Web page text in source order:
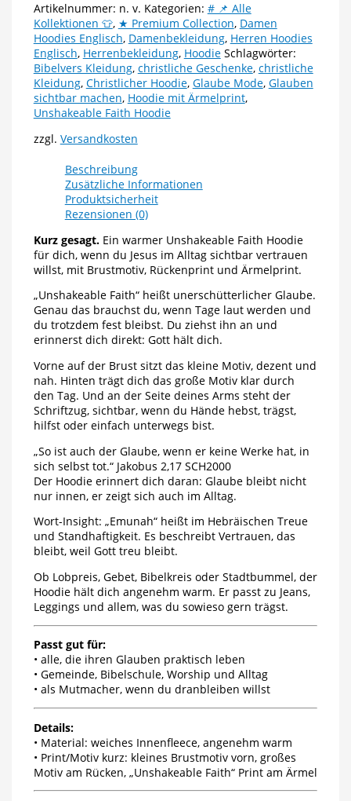
Christlicher
Hoodie
mit
Ärmelprint
Menge
Artikelnummer: n. v. Kategorien: # 📌 Alle
Kollektionen 👕, ★ Premium Collection, Damen
Hoodies Englisch, Damenbekleidung, Herren Hoodies
Englisch, Herrenbekleidung, Hoodie Schlagwörter:
Bibelvers Kleidung, christliche Geschenke, christliche
Kleidung, Christlicher Hoodie, Glaube Mode, Glauben
sichtbar machen, Hoodie mit Ärmelprint,
Unshakeable Faith Hoodie
zzgl. Versandkosten
Beschreibung
Zusätzliche Informationen
Produktsicherheit
Rezensionen (0)
Kurz gesagt.Ein warmer Unshakeable Faith Hoodie
für dich, wenn du Jesus im Alltag sichtbar vertrauen
willst, mit Brustmotiv, Rückenprint und Ärmelprint.
„Unshakeable Faith“ heißt unerschütterlicher Glaube.
Genau das brauchst du, wenn Tage laut werden und
du trotzdem fest bleibst. Du ziehst ihn an und
erinnerst dich direkt: Gott hält dich.
Vorne auf der Brust sitzt das kleine Motiv, dezent und
nah. Hinten trägt dich das große Motiv klar durch
den Tag. Und an der Seite deines Arms steht der
Schriftzug, sichtbar, wenn du Hände hebst, trägst,
hilfst oder einfach unterwegs bist.
„So ist auch der Glaube, wenn er keine Werke hat, in
sich selbst tot.“ Jakobus 2,17 SCH2000
Der Hoodie erinnert dich daran: Glaube bleibt nicht
nur innen, er zeigt sich auch im Alltag.
Wort-Insight: „Emunah“ heißt im Hebräischen Treue
und Standhaftigkeit. Es beschreibt Vertrauen, das
bleibt, weil Gott treu bleibt.
Ob Lobpreis, Gebet, Bibelkreis oder Stadtbummel, der
Hoodie hält dich angenehm warm. Er passt zu Jeans,
Leggings und allem, was du sowieso gern trägst.
Passt gut für:
• alle, die ihren Glauben praktisch leben
• Gemeinde, Bibelschule, Worship und Alltag
• als Mutmacher, wenn du dranbleiben willst
Details:
• Material: weiches Innenfleece, angenehm warm
• Print/Motiv kurz: kleines Brustmotiv vorn, großes
Motiv am Rücken, „Unshakeable Faith“ Print am Ärmel